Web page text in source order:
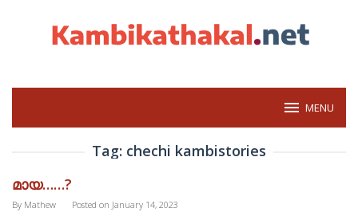
MENU
Tag: chechi kambistories
മായ……?
By Mathew Posted on January 14, 2023